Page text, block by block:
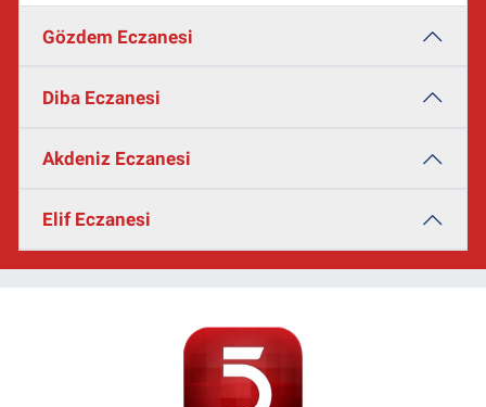
Gözdem Eczanesi
Diba Eczanesi
Akdeniz Eczanesi
Elif Eczanesi